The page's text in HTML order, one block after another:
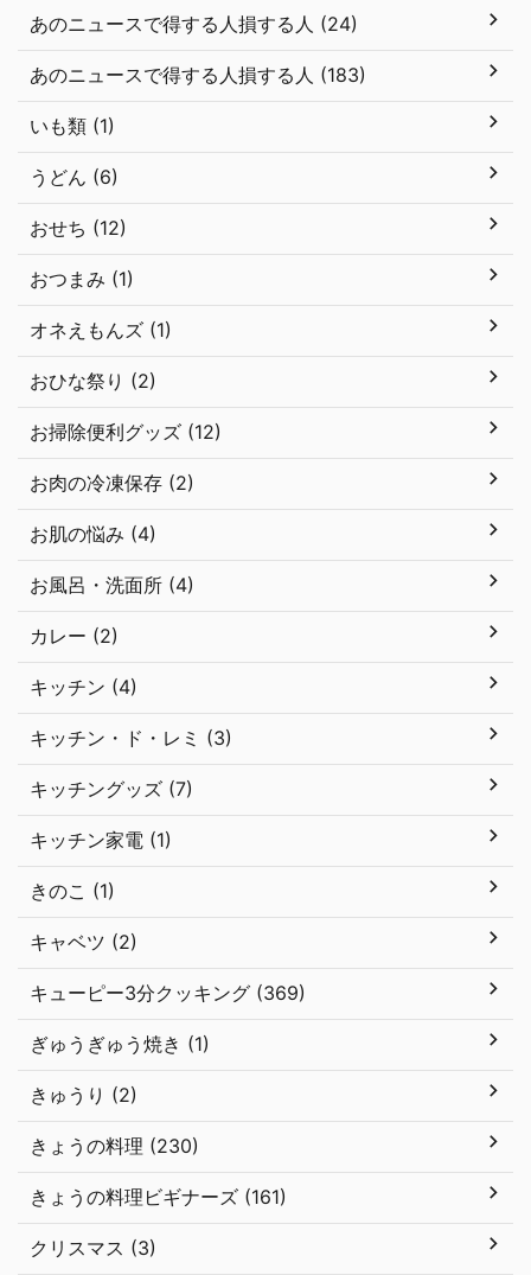
あのニュースで得する人損する人 (24)
あのニュースで得する人損する人 (183)
いも類 (1)
うどん (6)
おせち (12)
おつまみ (1)
オネえもんズ (1)
おひな祭り (2)
お掃除便利グッズ (12)
お肉の冷凍保存 (2)
お肌の悩み (4)
お風呂・洗面所 (4)
カレー (2)
キッチン (4)
キッチン・ド・レミ (3)
キッチングッズ (7)
キッチン家電 (1)
きのこ (1)
キャベツ (2)
キューピー3分クッキング (369)
ぎゅうぎゅう焼き (1)
きゅうり (2)
きょうの料理 (230)
きょうの料理ビギナーズ (161)
クリスマス (3)